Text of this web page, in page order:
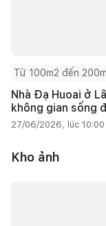
Từ 100m2 đến
Nhà Đạ Huoai ở
không gian sống
27/06/2026, lúc 10:00
Kho ảnh